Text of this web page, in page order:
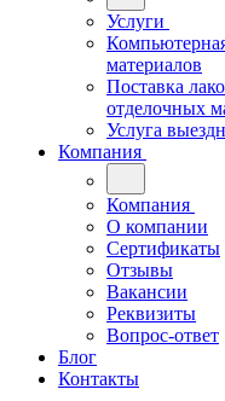
Услуги
материалов
Поставка
отделочных
Услуга
Компания
Компания
О компании
Сертификаты
Отзывы
Вакансии
Реквизиты
Вопрос-ответ
Блог
Контакты